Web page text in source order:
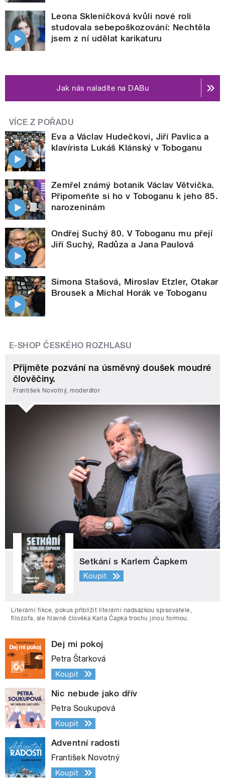
Leona Skleničková kvůli nové roli
studovala sebepoškozování: Nechtěla
jsem z ní udělat karikaturu
Jak nás naladíte na DABu
VÍCE Z POŘADU
Eva a Václav Hudečkovi, Jiří Pavlica a
klavírista Lukáš Klánský v Toboganu
Zemřel známý botanik Václav Větvička.
Připomeňte si ho v Toboganu k jeho 85.
narozeninám
Ondřej Suchý 80. V Toboganu mu přejí
Jiří Suchý, Radůza a Jana Paulová
Simona Stašová, Miroslav Etzler, Otakar
Brousek a Michal Horák ve Toboganu
E-SHOP ČESKÉHO ROZHLASU
Přijměte pozvání na úsměvný doušek moudré
člověčiny.
František Novotný, moderátor
Setkání s Karlem Čapkem
Koupit
Literární fikce, pokus přiblížit literární nadsázkou spisovatele,
filozofa, ale hlavně člověka Karla Čapka trochu jinou formou.
Dej mi pokoj
Petra Štarková
Koupit
Nic nebude jako dřív
Petra Soukupová
Koupit
Adventní radosti
František Novotný
Koupit